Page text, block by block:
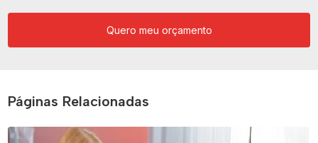
Quero meu orçamento
Páginas Relacionadas